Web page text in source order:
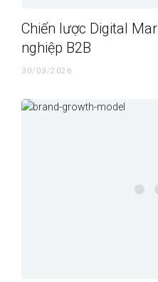
Chiến lược Digital
nghiệp B2B
30/03/2026